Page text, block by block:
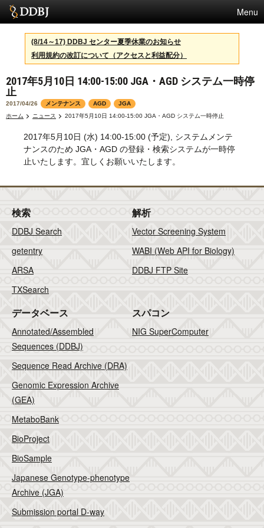
Menu
サービス
スパコン
統計
活動
(8/14～17) DDBJ センター夏季休業のお知らせ
利用規約の改訂について（アクセスと利益配分）
2017年5月10日 14:00-15:00 JGA・AGD システム一時停
止
2017/04/26 メンテナンス AGD
JGA
ホーム
ニュース 2017年5月10日 14:00-15:00 JGA・AGD システム一時停止
2017年5月10日 (水) 14:00-15:00 (予定), システムメンテ
ナンスのため JGA・AGD の登録・検索システムが一時停
止いたします。宜しくお願いいたします。
検索
DDBJ Search
getentry
ARSA
TXSearch
解析
Vector Screening System
WABI (Web API for Biology)
DDBJ FTP Site
データベース
Annotated/Assembled
Sequences (DDBJ)
Sequence Read Archive (DRA)
Genomic Expression Archive
(GEA)
MetaboBank
BioProject
BioSample
Japanese Genotype-phenotype
Archive (JGA)
Submission portal D-way
スパコン
NIG SuperComputer